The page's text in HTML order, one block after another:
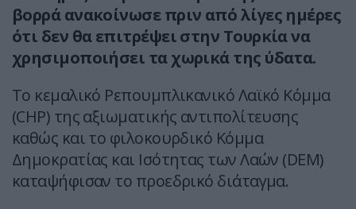
βορρά ανακοίνωσε πριν από λίγες ημέρες
ότι δεν θα επιτρέψει στην Τουρκία να
χρησιμοποιήσει τα χωρικά της ύδατα.
Το κεμαλικό Ρεπουμπλικανικό Λαϊκό Κόμμα
(CHP) της αξιωματικής αντιπολίτευσης
καθώς και το φιλοκουρδικό Κόμμα
Δημοκρατίας και Ισότητας των Λαών (DEM)
καταψήφισαν το προεδρικό διάταγμα.